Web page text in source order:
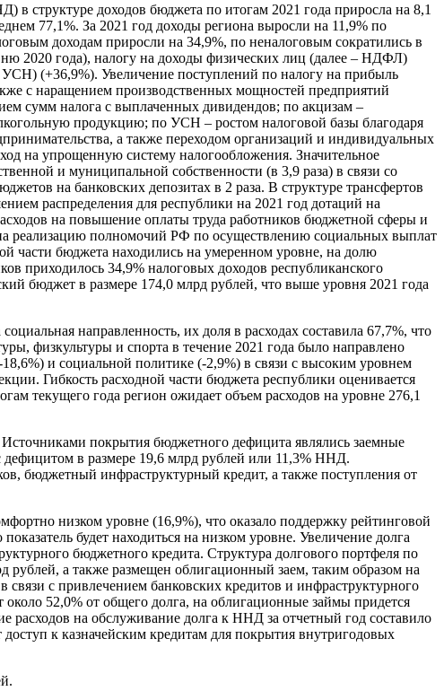
в структуре доходов бюджета по итогам 2021 года приросла на 8,1
77,1%. За 2021 год доходы региона выросли на 11,9% по
доходам приросли на 34,9%, по неналоговым сократились в
2020 года), налогу на доходы физических лиц (далее – НДФЛ)
(+36,9%). Увеличение поступлений по налогу на прибыль
с наращением производственных мощностей предприятий
сумм налога с выплаченных дивидендов; по акцизам –
продукцию; по УСН – ростом налоговой базы благодаря
а также переходом организаций и индивидуальных
на упрощенную систему налогообложения. Значительное
и муниципальной собственности (в 3,9 раза) в связи со
на банковских депозитах в 2 раза. В структуре трансфертов
распределения для республики на 2021 год дотаций на
на повышение оплаты труда работников бюджетной сферы и
реализацию полномочий РФ по осуществлению социальных выплат
части бюджета находились на умеренном уровне, на долю
приходилось 34,9% налоговых доходов республиканского
бюджет в размере 174,0 млрд рублей, что выше уровня 2021 года
направленность, их доля в расходах составила 67,7%, что
физкультуры и спорта в течение 2021 года было направлено
и социальной политике (-2,9%) в связи с высоким уровнем
Гибкость расходной части бюджета республики оценивается
текущего года регион ожидает объем расходов на уровне 276,1
покрытия бюджетного дефицита являлись заемные
дефицитом в размере 19,6 млрд рублей или 11,3% ННД.
бюджетный инфраструктурный кредит, а также поступления от
низком уровне (16,9%), что оказало поддержку рейтинговой
будет находиться на низком уровне. Увеличение долга
бюджетного кредита. Структура долгового портфеля по
рублей, а также размещен облигационный заем, таким образом на
с привлечением банковских кредитов и инфраструктурного
52,0% от общего долга, на облигационные займы придется
расходов на обслуживание долга к ННД за отчетный год составило
к казначейским кредитам для покрытия внутригодовых